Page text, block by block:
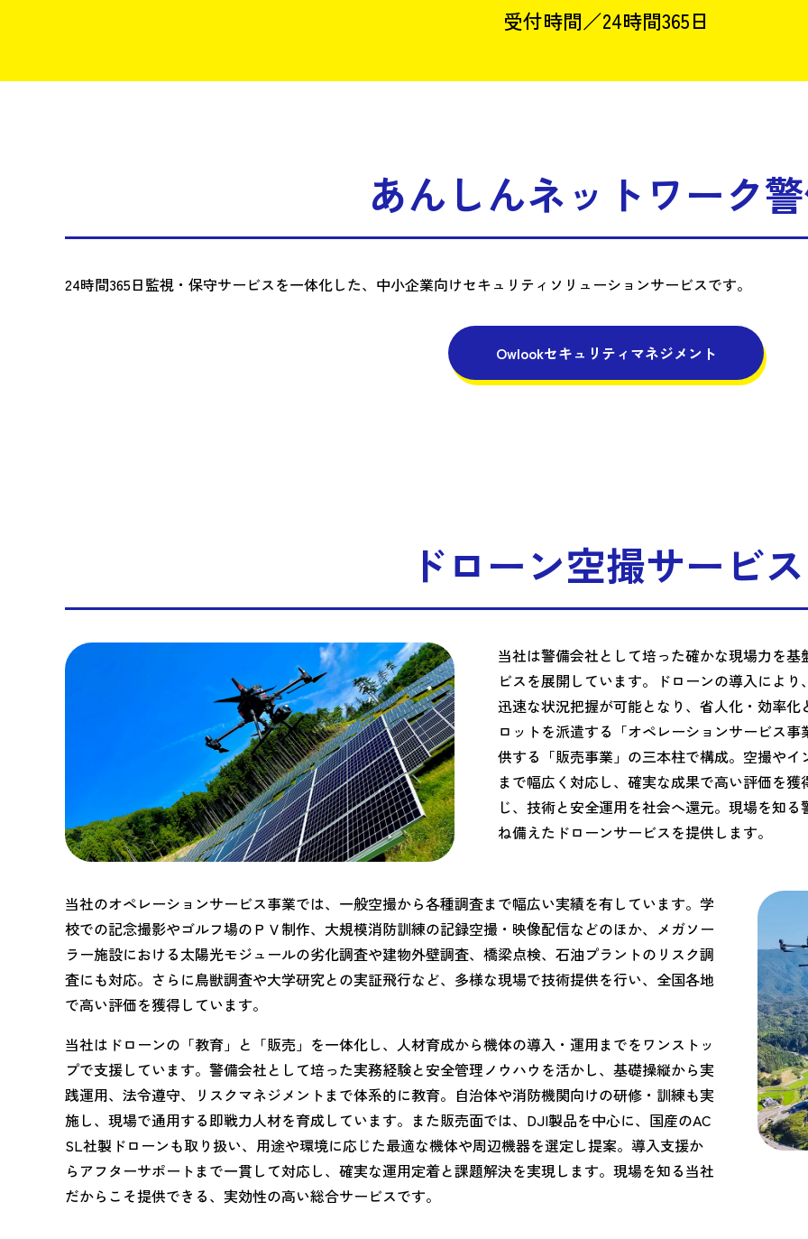
受付時間／24時間365日
あんしんネットワーク
24時間365日監視・保守サービスを一体化した、中小企業向けセキュリティソリューションサービスです。
Owlookセキュリティマネジメント
ドローン空撮サービス
当社は警備会社として培った確かな現場力を
ビスを展開しています。ドローンの導入によ
迅速な状況把握が可能となり、省人化・効率
ロットを派遣する「オペレーションサービス
供する「販売事業」の三本柱で構成。空撮や
まで幅広く対応し、確実な成果で高い評価を
じ、技術と安全運用を社会へ還元。現場を知
ね備えたドローンサービスを提供します。
当社のオペレーションサービス事業では、一般空撮から各種調査まで幅広い実績を有しています。学
校での記念撮影やゴルフ場のＰＶ制作、大規模消防訓練の記録空撮・映像配信などのほか、メガソー
ラー施設における太陽光モジュールの劣化調査や建物外壁調査、橋梁点検、石油プラントのリスク調
査にも対応。さらに鳥獣調査や大学研究との実証飛行など、多様な現場で技術提供を行い、全国各地
で高い評価を獲得しています。
当社はドローンの「教育」と「販売」を一体化し、人材育成から機体の導入・運用までをワンストッ
プで支援しています。警備会社として培った実務経験と安全管理ノウハウを活かし、基礎操縦から実
践運用、法令遵守、リスクマネジメントまで体系的に教育。自治体や消防機関向けの研修・訓練も実
施し、現場で通用する即戦力人材を育成しています。また販売面では、DJI製品を中心に、国産のAC
SL社製ドローンも取り扱い、用途や環境に応じた最適な機体や周辺機器を選定し提案。導入支援か
らアフターサポートまで一貫して対応し、確実な運用定着と課題解決を実現します。現場を知る当社
だからこそ提供できる、実効性の高い総合サービスです。